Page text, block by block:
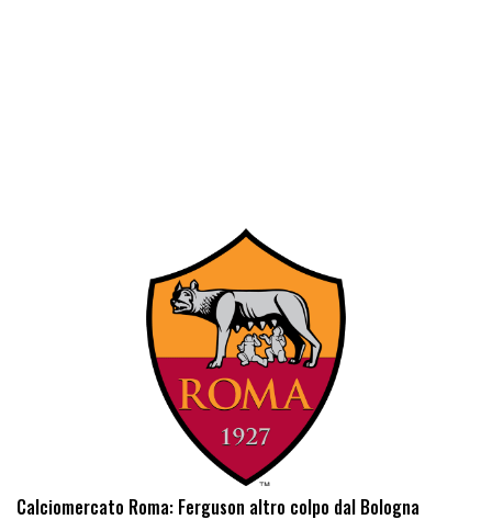
Calciomercato Roma: Ferguson altro colpo dal Bologna